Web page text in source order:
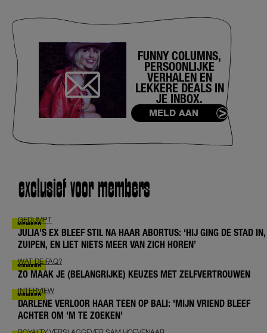
FUNNY COLUMNS,
PERSOONLIJKE
VERHALEN EN
LEKKERE DEALS IN
JE INBOX.
MELD AAN
exclusief voor members
GEDUMPT
JULIA’S EX BLEEF STIL NA HAAR ABORTUS: ‘HIJ GING DE STAD IN,
ZUIPEN, EN LIET NIETS MEER VAN ZICH HOREN’
WAT DE FAQ?
ZO MAAK JE (BELANGRIJKE) KEUZES MET ZELFVERTROUWEN
INTERVIEW
DARLENE VERLOOR HAAR TEEN OP BALI: 'MIJN VRIEND BLEEF
ACHTER OM 'M TE ZOEKEN'